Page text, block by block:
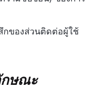
ของส่วนติดต่อผู้ใช้
กษณะ